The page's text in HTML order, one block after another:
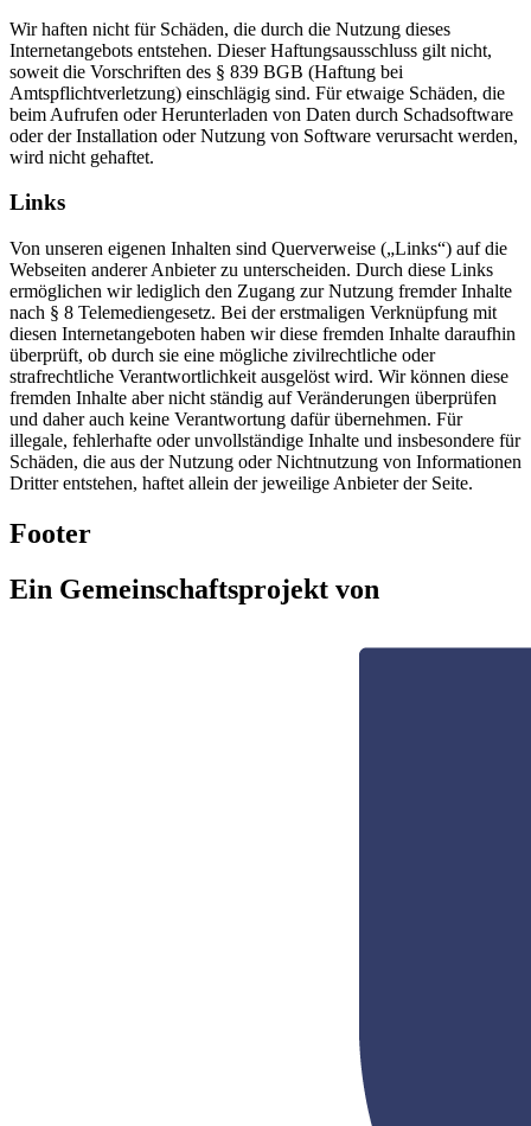
Wir haften nicht für Schäden, die durch die Nutzung dieses
Internetangebots entstehen. Dieser Haftungsausschluss gilt nicht,
soweit die Vorschriften des § 839 BGB (Haftung bei
Amtspflichtverletzung) einschlägig sind. Für etwaige Schäden, die
beim Aufrufen oder Herunterladen von Daten durch Schadsoftware
oder der Installation oder Nutzung von Software verursacht werden,
wird nicht gehaftet.
Links
Von unseren eigenen Inhalten sind Querverweise („Links“) auf die
Webseiten anderer Anbieter zu unterscheiden. Durch diese Links
ermöglichen wir lediglich den Zugang zur Nutzung fremder Inhalte
nach § 8 Telemediengesetz. Bei der erstmaligen Verknüpfung mit
diesen Internetangeboten haben wir diese fremden Inhalte daraufhin
überprüft, ob durch sie eine mögliche zivilrechtliche oder
strafrechtliche Verantwortlichkeit ausgelöst wird. Wir können diese
fremden Inhalte aber nicht ständig auf Veränderungen überprüfen
und daher auch keine Verantwortung dafür übernehmen. Für
illegale, fehlerhafte oder unvollständige Inhalte und insbesondere für
Schäden, die aus der Nutzung oder Nichtnutzung von Informationen
Dritter entstehen, haftet allein der jeweilige Anbieter der Seite.
Footer
Ein Gemeinschaftsprojekt von